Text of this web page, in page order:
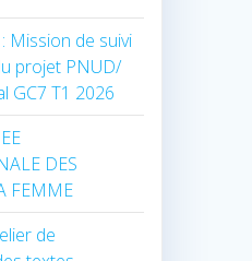
Mission de suivi
projet PNUD/
GC7 T1 2026
DES
FEMME
de